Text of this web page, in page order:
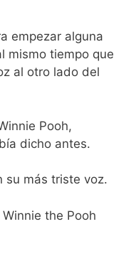
empezar alguna
mismo tiempo que
al otro lado del
Pooh,
dicho antes.
su más triste voz.
the Pooh